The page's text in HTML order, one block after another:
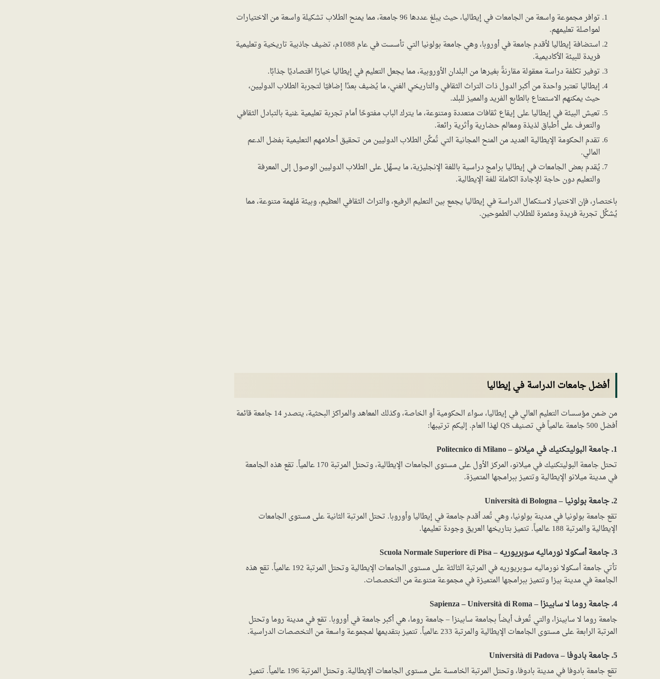
توافر مجموعة واسعة من الجامعات في إيطاليا، حيث يبلغ عددها 96 جامعة، مما يمنح الطلاب تشكيلة واسعة من الاختيارات
لمواصلة تعليمهم.
استضافة إيطاليا لأقدم جامعة في أوروبا، وهي جامعة بولونيا التي تأسست في عام 1088م، تضيف جاذبية تاريخية وتعليمية
فريدة للبيئة الأكاديمية.
توفير تكلفة دراسة معقولة مقارنةً بغيرها من البلدان الأوروبية، مما يجعل التعليم في إيطاليا خيارًا اقتصاديًا جذابًا.
إيطاليا تعتبر واحدة من أكبر الدول ذات التراث الثقافي والتاريخي الغني، ما يُضيف بعدًا إضافيًا لتجربة الطلاب الدوليين،
حيث يمكنهم الاستمتاع بالطابع الفريد والمميز للبلد.
تعيش البيئة في إيطاليا على إيقاع ثقافات متعددة ومتنوعة، ما يترك الباب مفتوحًا أمام تجربة تعليمية غنية بالتبادل الثقافي
والتعرف على أطباق لذيذة ومعالم حضارية وأثرية رائعة.
تقدم الحكومة الإيطالية العديد من المنح المجانية التي تُمكِّن الطلاب الدوليين من تحقيق أحلامهم التعليمية بفضل الدعم
المالي.
يُقدم بعض الجامعات في إيطاليا برامج دراسية باللغة الإنجليزية، ما يسهِّل على الطلاب الدوليين الوصول إلى المعرفة
والتعليم دون حاجة للإجادة الكاملة للغة الإيطالية.
باختصار، فإن الاختيار لاستكمال الدراسة في إيطاليا يجمع بين التعليم الرفيع، والتراث الثقافي العظيم، وبيئة مُلهمة متنوعة، مما
يُشكِّل تجربة فريدة ومثمرة للطلاب الطموحين.
أفضل جامعات الدراسة في إيطاليا
من ضمن مؤسسات التعليم العالي في إيطاليا، سواء الحكومية أو الخاصة، وكذلك المعاهد والمراكز البحثية، يتصدر 14 جامعة قائمة
أفضل 500 جامعة عالمياً في تصنيف QS لهذا العام. إليكم ترتيبها:
1. جامعة البوليتكنيك في ميلانو – Politecnico di Milano
تحتل جامعة البوليتكنيك في ميلانو، المركز الأول على مستوى الجامعات الإيطالية، وتحتل المرتبة 170 عالمياً. تقع هذه الجامعة
في مدينة ميلانو الإيطالية وتتميز ببرامجها المتميزة.
2. جامعة بولونيا – Università di Bologna
تقع جامعة بولونيا في مدينة بولونيا، وهي تُعد أقدم جامعة في إيطاليا وأوروبا. تحتل المرتبة الثانية على مستوى الجامعات
الإيطالية والمرتبة 188 عالمياً. تتميز بتاريخها العريق وجودة تعليمها.
3. جامعة أسكولا نورماليه سوبريوريه – Scuola Normale Superiore di Pisa
تأتي جامعة أسكولا نورماليه سوبريوريه في المرتبة الثالثة على مستوى الجامعات الإيطالية وتحتل المرتبة 192 عالمياً. تقع هذه
الجامعة في مدينة بيزا وتتميز ببرامجها المتميزة في مجموعة متنوعة من التخصصات.
4. جامعة روما لا سابينزا – Sapienza – Università di Roma
جامعة روما لا سابينزا، والتي تُعرف أيضاً بجامعة سابينزا – جامعة روما، هي أكبر جامعة في أوروبا. تقع في مدينة روما وتحتل
المرتبة الرابعة على مستوى الجامعات الإيطالية والمرتبة 233 عالمياً. تتميز بتقديمها لمجموعة واسعة من التخصصات الدراسية.
5. جامعة بادوفا – Università di Padova
تقع جامعة بادوفا في مدينة بادوفا، وتحتل المرتبة الخامسة على مستوى الجامعات الإيطالية. وتحتل المرتبة 196 عالمياً. تتميز